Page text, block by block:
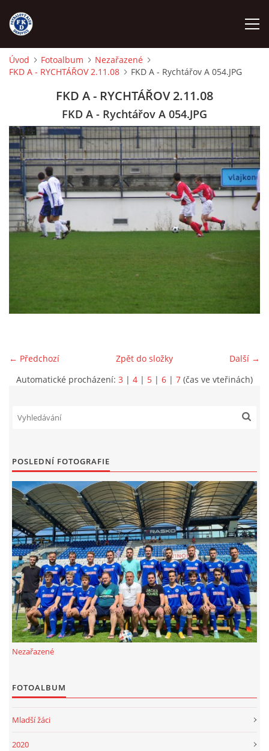
ÚVOD
FKD A
FKD B
STARŠÍ DOROST
MLADŠÍ ŽÁCI
STARŠÍ PŘÍPRAVKA R 2012 + 2013
ARCHÍV
DOTACE
FKD, z.s.
Drnovice 704
68304 Drnovice
ičo 27005305
č.ú. 3227086359 / 0800
© 2026 eStránky.cz |RSS
Úvod Fotoalbum
Nezařazené
FKD A - RYCHTÁŘOV 2.11.08
FKD A - Rychtářov A 054.JPG
FKD A - RYCHTÁŘOV 2.11.08
FKD A - Rychtářov A 054.JPG
← Předchozí Další →
Zpět do složky
Automatické procházení: 3 | 4 | 5 | 6 | 7 (čas ve vteřinách)
POSLEDNÍ FOTOGRAFIE
Nezařazené
FOTOALBUM
Mladší žáci
2020